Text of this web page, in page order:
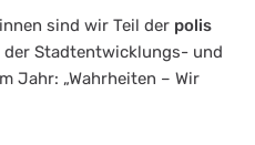
sind wir Teil der polis
der Stadtentwicklungs- und
Jahr: „Wahrheiten – Wir